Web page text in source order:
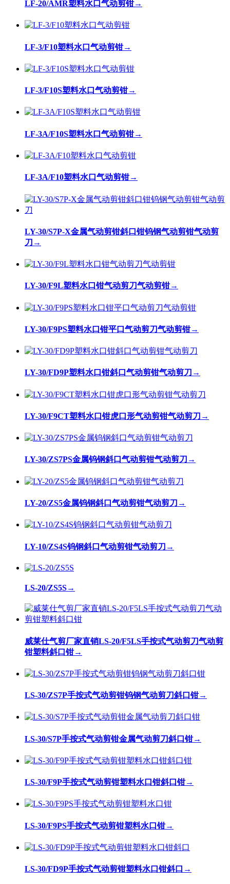
LF-20/AMR塑料水口气动剪钳→
LF-3/F10塑料水口气动剪钳→
LF-3/F10S塑料水口气动剪钳→
LF-3A/F10S塑料水口气动剪钳→
LF-3A/F10塑料水口气动剪钳→
LY-30/S7P-X金属气动剪钳斜口钳钨钢气动剪钳气动剪
刀 →
LY-30/F9L塑料水口钳气动剪刀气动剪钳→
LY-30/F9PS塑料水口钳平口气动剪刀气动剪钳→
LY-30/FD9P塑料水口钳斜口气动剪钳气动剪刀 →
LY-30/F9CT塑料水口钳虎口形气动剪钳气动剪刀 →
LY-30/ZS7PS金属钨钢斜口气动剪钳气动剪刀 →
LY-20/ZS5金属钨钢斜口气动剪钳气动剪刀 →
LY-10/ZS4S钨钢斜口气动剪钳气动剪刀 →
LS-20/ZS5S→
威莱仕气剪厂家直销LS-20/F5LS手按式气动剪刀气动剪
钳塑料斜口钳→
LS-30/ZS7P手按式气动剪钳钨钢气动剪刀斜口钳→
LS-30/S7P手按式气动剪钳金属气动剪刀斜口钳→
LS-30/F9P手按式气动剪钳塑料水口钳斜口钳→
LS-30/F9PS手按式气动剪钳塑料水口钳→
LS-30/FD9P手按式气动剪钳塑料水口钳斜口 →